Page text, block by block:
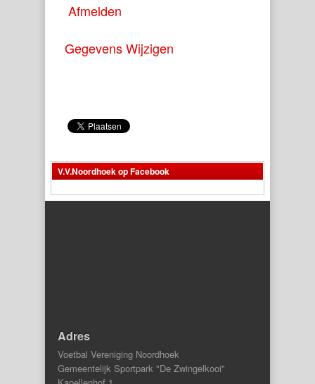
Afmelden
Gegevens Wijzigen
V.V.Noordhoek op Facebook
Adres
Voetbal Vereniging Noordhoek
Gemeentelijk Sportpark "De Zwingelkooi"